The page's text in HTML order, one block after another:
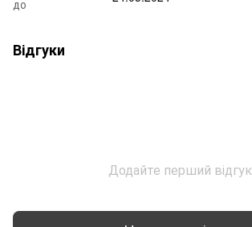
до
Відгуки
Додайте перший відгук